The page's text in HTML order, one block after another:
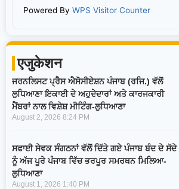
Powered ByWPS Visitor Counter
एजुकेशन
ਜਰਨਲਿਸਟ ਪ੍ਰੈਸ ਐਸੋਸੀਏਸ਼ਨ ਪੰਜਾਬ (ਰਜਿ.) ਵੱਲੋਂ
ਲੁਧਿਆਣਾ ਇਕਾਈ ਦੇ ਅਹੁਦੇਦਾਰਾਂ ਅਤੇ ਕਾਰਜਕਾਰੀ
ਮੈਂਬਰਾਂ ਨਾਲ ਵਿਸ਼ੇਸ਼ ਮੀਟਿੰਗ-ਲੁਧਿਆਣਾ
August 2, 2026 8:24 PM
ਸਫਾਈ ਸੇਵਕ ਸੰਗਠਨਾਂ ਵੱਲੋਂ ਦਿੱਤੇ ਗਏ ਪੰਜਾਬ ਬੰਦ ਦੇ ਸੱਦੇ
ਨੂੰ ਅੱਜ ਪੂਰੇ ਪੰਜਾਬ ਵਿੱਚ ਭਰਪੂਰ ਸਮਰਥਨ ਮਿਲਿਆ-
ਲੁਧਿਆਣਾ
August 1, 2026 1:40 PM